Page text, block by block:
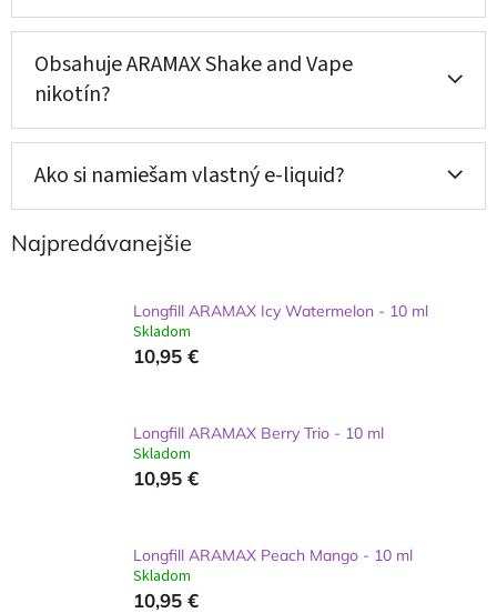
Obsahuje ARAMAX Shake and Vape
nikotín?
Ako si namiešam vlastný e-liquid?
Najpredávanejšie
Longfill ARAMAX Icy Watermelon - 10 ml
Skladom
10,95 €
Longfill ARAMAX Berry Trio - 10 ml
Skladom
10,95 €
Longfill ARAMAX Peach Mango - 10 ml
Skladom
10,95 €